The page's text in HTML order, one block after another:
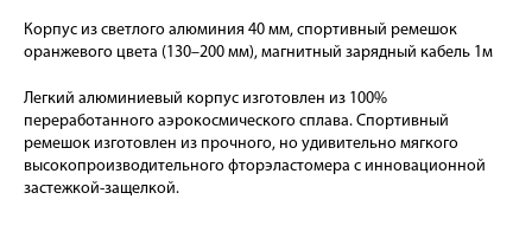
Корпус из светлого алюминия 40 мм, спортивный ремешок
оранжевого цвета (130–200 мм), магнитный зарядный кабель 1м
Легкий алюминиевый корпус изготовлен из 100%
переработанного аэрокосмического сплава. Спортивный
ремешок изготовлен из прочного, но удивительно мягкого
высокопроизводительного фторэластомера с инновационной
застежкой-защелкой.